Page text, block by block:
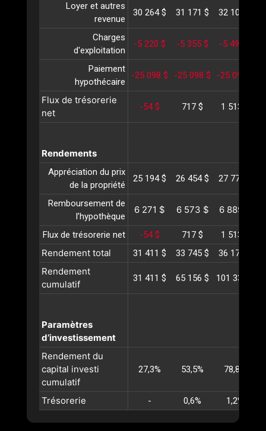
Loyer et autres
revenue
30 264 $ 31 171 $ 32 107 $
Charges
d'exploitation
-5 220 $ -5 355 $ -5 494 $
Paiement
hypothécaire
-25 098 $ -25 098 $ -25 098 $
Flux de trésorerie
net
-54 $ 717 $ 1 513 $
Rendements
Appréciation du prix
de la propriété
25 194 $ 26 454 $ 27 776 $
Remboursement de
l’hypothèque
6 271 $ 6 573 $ 6 889 $
Flux de trésorerie net -54 $ 717 $ 1 513 $
Rendement total 31 411 $ 33 745 $ 36 179 $
Rendement
cumulatif
31 411 $ 65 156 $ 101 336 $
Paramètres
d’investissement
Rendement du
capital investi
cumulatif
27,3% 53,5% 78,8%
Trésorerie - 0,6% 1,2%